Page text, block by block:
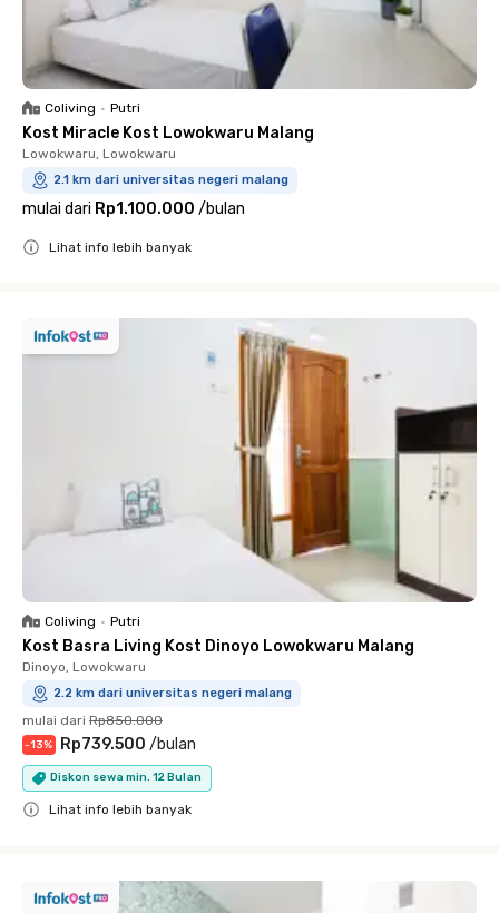
Coliving • Putri
Kost Miracle Kost Lowokwaru Malang
Lowokwaru, Lowokwaru
2.1 km dari universitas negeri malang
mulai dari Rp1.100.000 /bulan
Lihat info lebih banyak
Coliving • Putri
Kost Basra Living Kost Dinoyo Lowokwaru Malang
Dinoyo, Lowokwaru
2.2 km dari universitas negeri malang
mulai dari Rp850.000
-13% Rp739.500 /bulan
Diskon sewa min. 12 Bulan
Lihat info lebih banyak